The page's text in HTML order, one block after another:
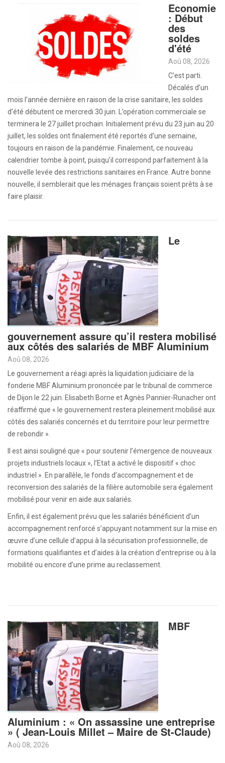
Economie
: Début
des
soldes
d'été
Aoû 08, 2026
C’est parti.
Décalés d’un
mois l’année dernière en raison de la crise sanitaire, les soldes
d’été débutent ce mercredi 30 juin. L’opération commerciale se
terminera le 27 juillet prochain. Initialement prévu du 23 juin au 20
juillet, les soldes ont finalement été reportés d’une semaine,
toujours en raison de la pandémie. Finalement, ce nouveau
calendrier tombe à point, puisqu’il correspond parfaitement à la
nouvelle levée des restrictions sanitaires en France. Autre bonne
nouvelle, il semblerait que les ménages français soient prêts à se
faire plaisir.
Le
gouvernement assure qu’il restera mobilisé
aux côtés des salariés de MBF Aluminium
Aoû 08, 2026
Le gouvernement a réagi après la liquidation judiciaire de la
fonderie MBF Aluminium prononcée par le tribunal de commerce
de Dijon le 22 juin. Elisabeth Borne et Agnès Pannier-Runacher ont
réaffirmé que « le gouvernement restera pleinement mobilisé aux
côtés des salariés concernés et du territoire pour leur permettre
de rebondir ».
Il est ainsi souligné que « pour soutenir l’émergence de nouveaux
projets industriels locaux », l’Etat a activé le dispositif « choc
industriel ». En parallèle, le fonds d’accompagnement et de
reconversion des salariés de la filière automobile sera également
mobilisé pour venir en aide aux salariés.
Enfin, il est également prévu que les salariés bénéficient d’un
accompagnement renforcé s’appuyant notamment sur la mise en
œuvre d’une cellule d’appui à la sécurisation professionnelle, de
formations qualifiantes et d’aides à la création d’entreprise ou à la
mobilité ou encore d’une prime au reclassement.
MBF
Aluminium : « On assassine une entreprise
» ( Jean-Louis Millet – Maire de St-Claude)
Aoû 08, 2026